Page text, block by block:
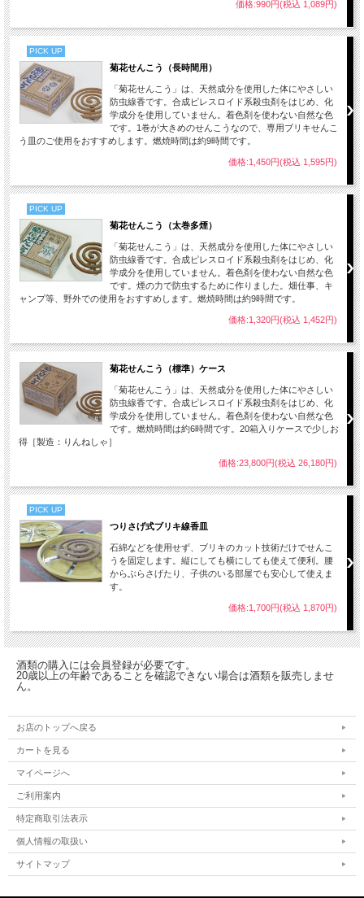
ボトル：H:1485mm W:457mm 重量:19 ｇ
性状： 乳白色水性液体
取扱：りんねしゃ
価格:990円(税込 1,089円)
PICK UP
菊花せんこう（長時間用）
「菊花せんこう」は、天然成分を使用した体にやさしい
防虫線香です。合成ピレスロイド系殺虫剤をはじめ、化
学成分を使用していません。着色剤を使わない自然な色
です。1巻が大きめのせんこうなので、専用ブリキせんこ
う皿のご使用をおすすめします。燃焼時間は約9時間です。
価格:1,450円(税込 1,595円)
PICK UP
菊花せんこう（太巻多煙）
「菊花せんこう」は、天然成分を使用した体にやさしい
防虫線香です。合成ピレスロイド系殺虫剤をはじめ、化
学成分を使用していません。着色剤を使わない自然な色
です。煙の力で防虫するために作りました。畑仕事、キ
ャンプ等、野外での使用をおすすめします。燃焼時間は約9時間です。
価格:1,320円(税込 1,452円)
菊花せんこう（標準）ケース
「菊花せんこう」は、天然成分を使用した体にやさしい
防虫線香です。合成ピレスロイド系殺虫剤をはじめ、化
学成分を使用していません。着色剤を使わない自然な色
です。燃焼時間は約6時間です。20箱入りケースで少しお
得［製造：りんねしゃ］
価格:23,800円(税込 26,180円)
PICK UP
つりさげ式ブリキ線香皿
石綿などを使用せず、ブリキのカット技術だけでせんこ
うを固定します。縦にしても横にしても使えて便利。腰
からぶらさげたり、子供のいる部屋でも安心して使えま
す。
価格:1,700円(税込 1,870円)
酒類の購入には会員登録が必要です。
20歳以上の年齢であることを確認できない場合は酒類を販売しませ
ん。
お店のトップへ戻る
カートを見る
マイページへ
ご利用案内
特定商取引法表示
個人情報の取扱い
サイトマップ